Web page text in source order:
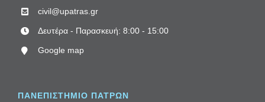
civil@upatras.gr
Δευτέρα - Παρασκευή: 8:00 - 15:00
Google map
ΠΑΝΕΠΙΣΤΗΜΙΟ ΠΑΤΡΩΝ